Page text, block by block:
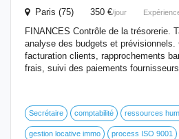
Paris (75) 350 €/jour
FINANCES Contrôle de la trésorerie.
analyse des budgets et prévisionnels.
facturation clients, rapprochements
frais, suivi des paiements
Secrétaire comptabilité ressources
gestion locative immo process ISO 9001